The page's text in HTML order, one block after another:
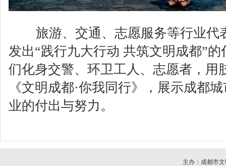
旅游、交通、志愿服务等行业代
发出“践行九大行动 共筑文明成都”
们化身交警、环卫工人、志愿者，用
《文明成都·你我同行》，展示成都
业的付出与努力。
主办：成都市